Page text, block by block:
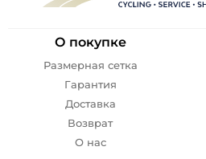
О покупке
Размерная сетка
Гарантия
Доставка
Возврат
О нас